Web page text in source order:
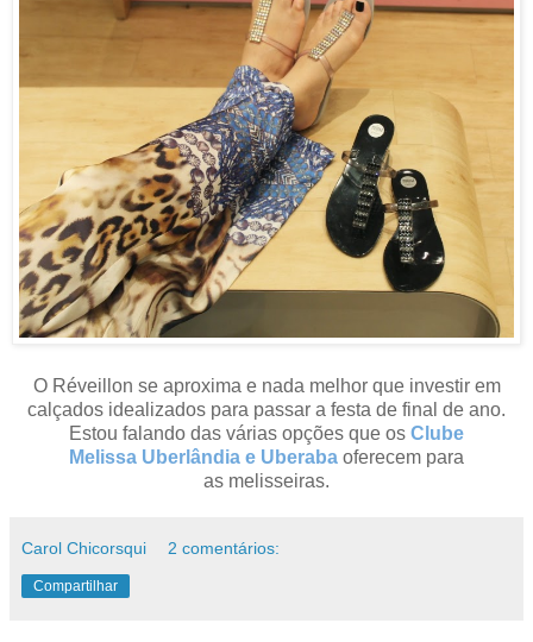
O Réveillon se aproxima e nada melhor que investir em
calçados idealizados para passar a festa de final de ano.
Estou falando das várias opções que os Clube
Melissa Uberlândia e Uberaba oferecem para
as melisseiras.
Carol Chicorsqui 2 comentários:
Compartilhar